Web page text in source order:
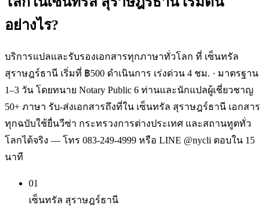
อย่างไร?
บริการแปลและรับรองเอกสารทุกภาษาทั่วโลก ที่ เซ็นทรัล
สุราษฎร์ธานี เริ่มที่ ฿500 ดำเนินการ เร่งด่วน 4 ชม. · มาตรฐาน
1–3 วัน โดยทนาย Notary Public 6 ท่านและนักแปลผู้เชี่ยวชาญ
50+ ภาษา รับ-ส่งเอกสารถึงที่ใน เซ็นทรัล สุราษฎร์ธานี เอกสาร
ทุกฉบับใช้ยื่นวีซ่า กระทรวงการต่างประเทศ และสถานทูตทั่ว
โลกได้จริง — โทร 083-249-4999 หรือ LINE @nycli ตอบใน 15
นาที
01
เซ็นทรัล สุราษฎร์ธานี